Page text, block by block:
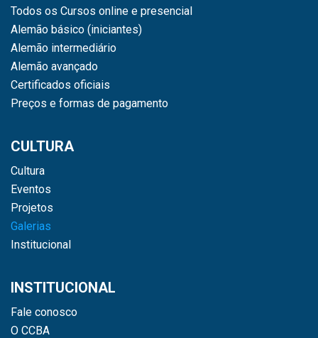
Todos os Cursos online e presencial
Alemão básico (iniciantes)
Alemão intermediário
Alemão avançado
Certificados oficiais
Preços e formas de pagamento
CULTURA
Cultura
Eventos
Projetos
Galerias
Institucional
INSTITUCIONAL
Fale conosco
O CCBA